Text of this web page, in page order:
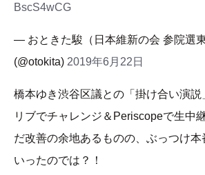
BscS4wCG
— おときた駿（日本維新の会 参院選東
(@otokita) 2019年6月22日
橋本ゆき渋谷区議との「掛け合い演説
リブでチャレンジ＆Periscopeで生中
だ改善の余地あるものの、ぶっつけ本
いったのでは？！